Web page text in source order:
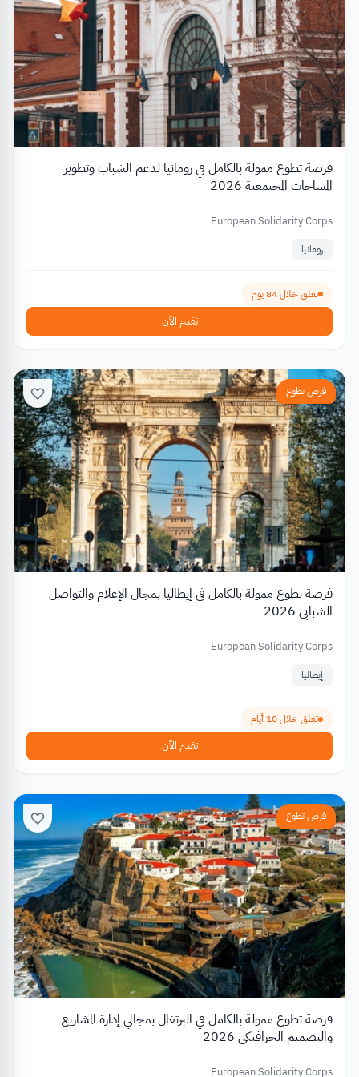
فرصة تطوع ممولة بالكامل في رومانيا لدعم الشباب وتطوير
المساحات المجتمعية 2026
European Solidarity Corps
رومانيا
تغلق خلال 84 يوم
تقدم الآن
فرص تطوع
فرصة تطوع ممولة بالكامل في إيطاليا بمجال الإعلام والتواصل
الشبابي 2026
European Solidarity Corps
إيطاليا
تغلق خلال 10 أيام
تقدم الآن
فرص تطوع
فرصة تطوع ممولة بالكامل في البرتغال بمجالي إدارة المشاريع
والتصميم الجرافيكي 2026
European Solidarity Corps